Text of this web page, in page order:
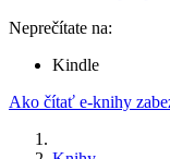
Neprečítate na:
Kindle
Ako čítať e-knihy